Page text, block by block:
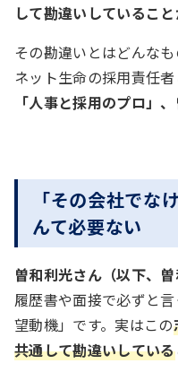
して勘違いしているこ
その勘違いとはどんな
ネット生命の採用責任
「人事と採用のプロ」
「その会社でな
んて必要ない
曽和利光さん（以下、曽
履歴書や面接で必ずと
望動機」です。実はこの
共通して勘違いしている